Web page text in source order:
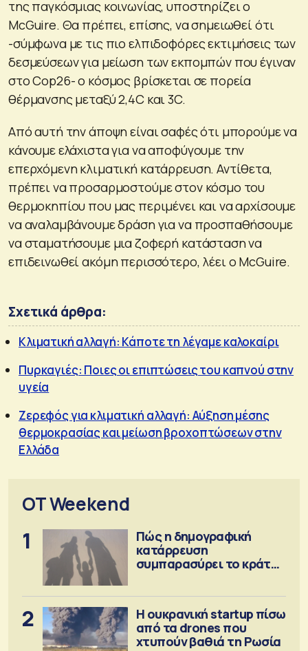
της παγκόσμιας κοινωνίας, υποστηρίζει ο
McGuire. Θα πρέπει, επίσης, να σημειωθεί ότι
-σύμφωνα με τις πιο ελπιδοφόρες εκτιμήσεις των
δεσμεύσεων για μείωση των εκπομπών που έγιναν
στο Cop26- ο κόσμος βρίσκεται σε πορεία
θέρμανσης μεταξύ 2,4C και 3C.
Από αυτή την άποψη είναι σαφές ότι μπορούμε να
κάνουμε ελάχιστα για να αποφύγουμε την
επερχόμενη κλιματική κατάρρευση. Αντίθετα,
πρέπει να προσαρμοστούμε στον κόσμο του
θερμοκηπίου που μας περιμένει και να αρχίσουμε
να αναλαμβάνουμε δράση για να προσπαθήσουμε
να σταματήσουμε μια ζοφερή κατάσταση να
επιδεινωθεί ακόμη περισσότερο, λέει ο McGuire.
Σχετικά άρθρα:
Kλιματική αλλαγή: Κάποτε τη λέγαμε καλοκαίρι
Πυρκαγιές: Ποιες οι επιπτώσεις του καπνού στην
υγεία
Ζερεφός για κλιματική αλλαγή: Αύξηση μέσης
θερμοκρασίας και μείωση βροχοπτώσεων στην
Ελλάδα
OT Weekend
1
Πώς η δημογραφική
κατάρρευση
συμπαρασύρει το κράτος
2
Η ουκρανική startup πίσω
από τα drones που
χτυπούν βαθιά τη Ρωσία